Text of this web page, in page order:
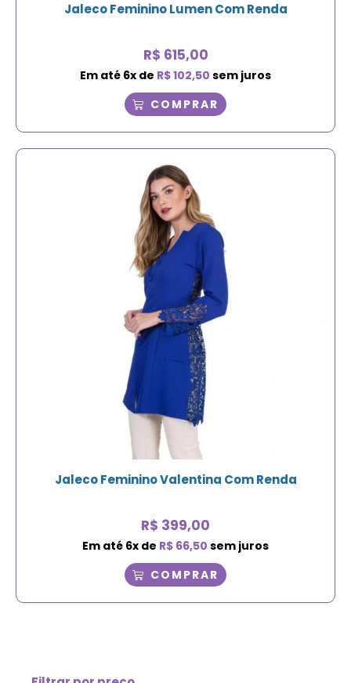
Jaleco Feminino Lumen Com Renda
R$ 615,00
Em até 6x de R$102,50 sem juros
COMPRAR
Jaleco Feminino Valentina Com Renda
R$ 399,00
Em até 6x de R$ 66,50 sem juros
COMPRAR